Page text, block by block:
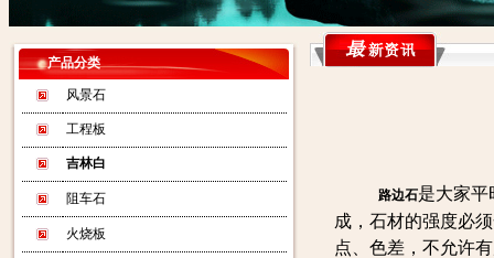
产品分类
风景石
工程板
吉林白
阻车石
火烧板
路边石是大家平
成，石材的强度必
点、色差，不允许